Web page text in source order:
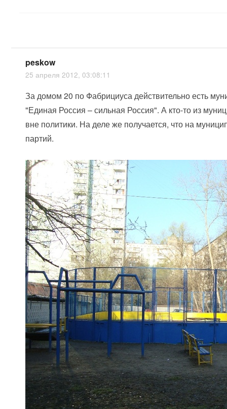
peskow
25 апреля 2012, 03:08:11
За домом 20 по Фабрициуса действительно есть
"Единая Россия – сильная Россия". А кто-то из
вне политики. На деле же получается, что на
партий.